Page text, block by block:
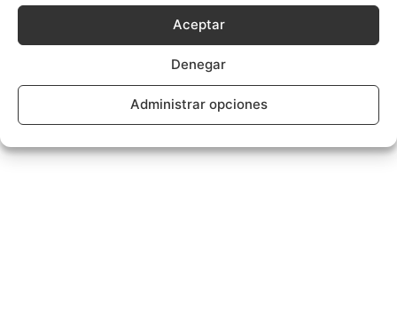
Aceptar
Denegar
Administrar opciones